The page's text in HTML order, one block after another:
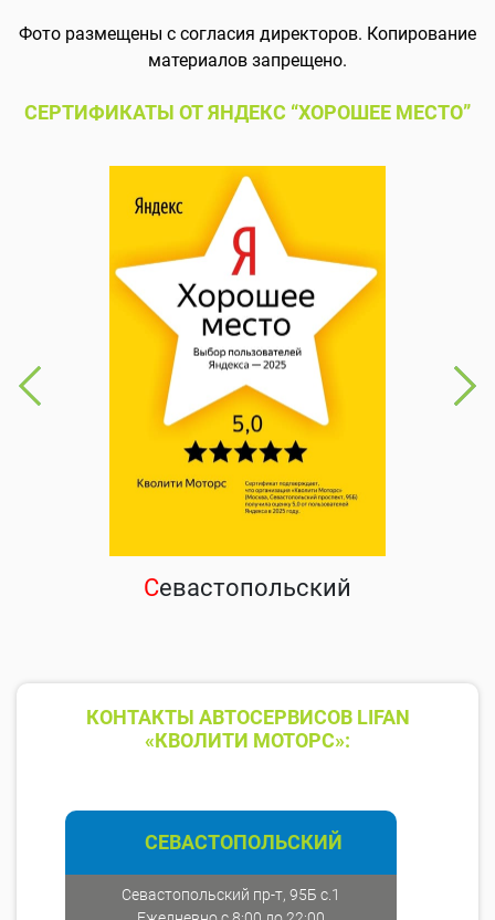
Фото размещены с согласия директоров. Копирование
материалов запрещено.
СЕРТИФИКАТЫ ОТ ЯНДЕКС “ХОРОШЕЕ МЕСТО”
Севастопольский
КОНТАКТЫ АВТОСЕРВИСОВ LIFAN
«КВОЛИТИ МОТОРС»:
СЕВАСТОПОЛЬСКИЙ
Севастопольский пр-т, 95Б с.1